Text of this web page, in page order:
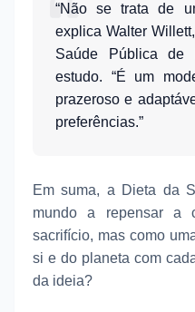
“Não se trata de
explica Walter
Saúde Pública de
estudo. “É um
prazeroso e
preferências.”
Em suma, a Dieta da
mundo a repensar a
sacrifício, mas como
si e do planeta com
da ideia?